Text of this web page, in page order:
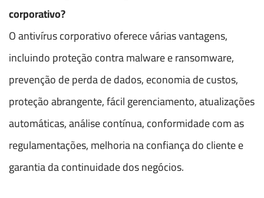
corporativo?
O antivírus corporativo oferece várias vantagens,
incluindo proteção contra malware e ransomware,
prevenção de perda de dados, economia de custos,
proteção abrangente, fácil gerenciamento, atualizações
automáticas, análise contínua, conformidade com as
regulamentações, melhoria na confiança do cliente e
garantia da continuidade dos negócios.